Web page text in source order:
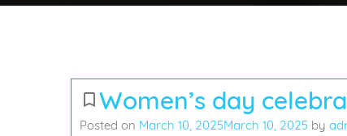
bookmark_border Women’s day
Posted on March 10, 2025March 10, 2025 by